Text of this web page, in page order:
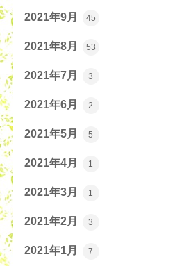
2021年9月 45
2021年8月 53
2021年7月 3
2021年6月 2
2021年5月 5
2021年4月 1
2021年3月 1
2021年2月 3
2021年1月 7